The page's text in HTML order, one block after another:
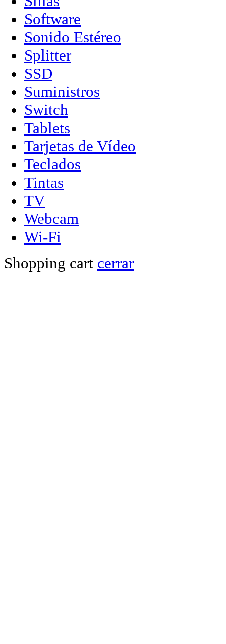
Software
Sonido Estéreo
Splitter
SSD
Suministros
Switch
Tablets
Tarjetas de Vídeo
Teclados
Tintas
TV
Webcam
Wi-Fi
Shopping cart cerrar